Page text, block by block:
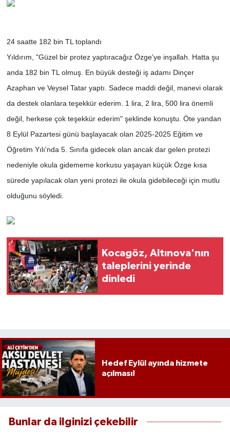
24 saatte 182 bin TL toplandı
Yıldırım, "Güzel bir protez yaptıracağız Özge'ye inşallah. Hatta şu
anda 182 bin TL olmuş. En büyük desteği iş adamı Dinçer
Azaphan ve Veysel Tatar yaptı. Sadece maddi değil, manevi olarak
da destek olanlara teşekkür ederim. 1 lira, 2 lira, 500 lira önemli
değil, herkese çok teşekkür ederim" şeklinde konuştu. Öte yandan
8 Eylül Pazartesi günü başlayacak olan 2025-2025 Eğitim ve
Öğretim Yılı'nda 5. Sınıfa gidecek olan ancak dar gelen protezi
nedeniyle okula gidememe korkusu yaşayan küçük Özge kısa
sürede yapılacak olan yeni protezi ile okula gidebileceği için mutlu
olduğunu söyledi.
Kocagöz, Altınova'nın
taleplerini yerinde
dinledi
Hedef Eylül ayında hizmete
açılması!
Bunlar da ilginizi çekebilir